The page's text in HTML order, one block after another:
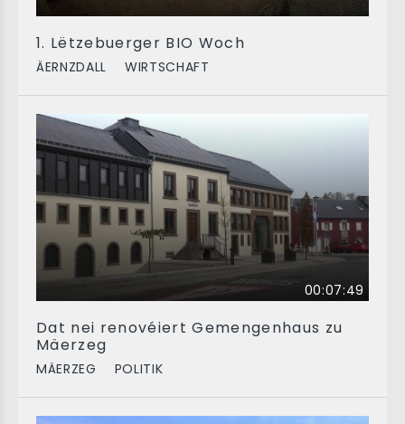
1. Lëtzebuerger BIO Woch
ÄERNZDALL WIRTSCHAFT
00:07:49
Dat nei renovéiert Gemengenhaus zu
Mäerzeg
MÄERZEG POLITIK